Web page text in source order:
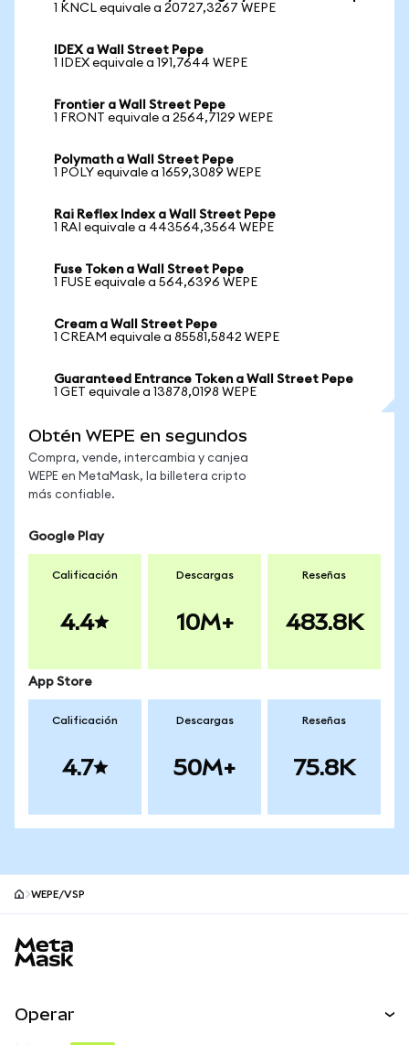
1 KNCL equivale a 20727,3267 WEPE
IDEX a Wall Street Pepe
1 IDEX equivale a 191,7644 WEPE
Frontier a Wall Street Pepe
1 FRONT equivale a 2564,7129 WEPE
Polymath a Wall Street Pepe
1 POLY equivale a 1659,3089 WEPE
Rai Reflex Index a Wall Street Pepe
1 RAI equivale a 443564,3564 WEPE
Fuse Token a Wall Street Pepe
1 FUSE equivale a 564,6396 WEPE
Cream a Wall Street Pepe
1 CREAM equivale a 85581,5842 WEPE
Guaranteed Entrance Token a Wall Street Pepe
1 GET equivale a 13878,0198 WEPE
Obtén WEPE en segundos
Compra, vende, intercambia y canjea
WEPE en MetaMask, la billetera cripto
más confiable.
Google Play
Calificación
4.4
Descargas
10M+
Reseñas
483.8K
App Store
Calificación
4.7
Descargas
50M+
Reseñas
75.8K
WEPE/VSP
Operar